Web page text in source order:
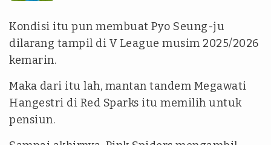
Kondisi itu pun membuat Pyo Seung-ju
dilarang tampil di V League musim 2025/2026
kemarin.
Maka dari itu lah, mantan tandem Megawati
Hangestri di Red Sparks itu memilih untuk
pensiun.